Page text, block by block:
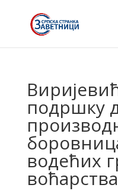
подршку
водећих
воћарства